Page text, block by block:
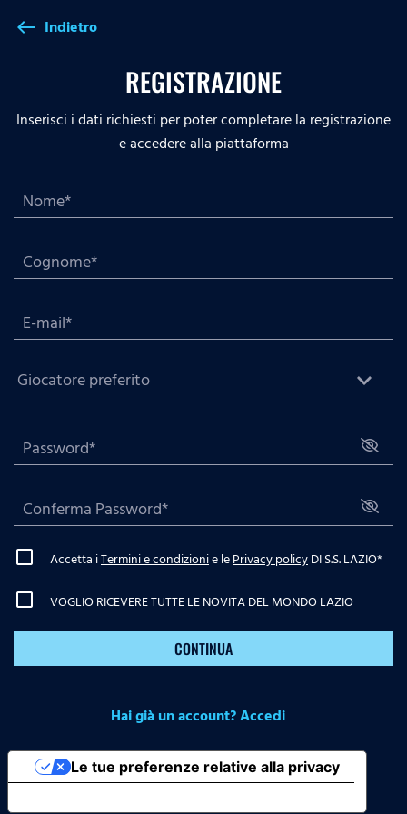
west Indietro
REGISTRAZIONE
Inserisci i dati richiesti per poter completare la registrazione
e accedere alla piattaforma
Accetta iTermini e condizionie lePrivacy policyDI S.S. LAZIO*
VOGLIO RICEVERE TUTTE LE NOVITA DEL MONDO LAZIO
CONTINUA
Hai già un account? Accedi
Le tue preferenze relative alla privacy